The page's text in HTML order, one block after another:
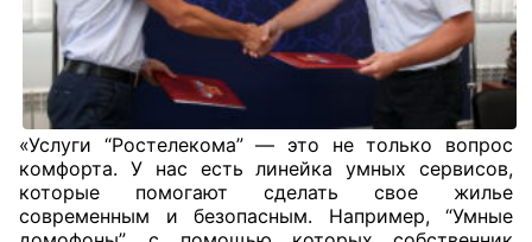
Документы ОП КО
Регламент ОП КО
Кодекс этики ОП КО
Положения
Соглашения
«Услуги “Ростелекома” — это не только вопрос
комфорта. У нас есть линейка умных сервисов,
которые помогают сделать свое жилье
современным и безопасным. Например, “Умные